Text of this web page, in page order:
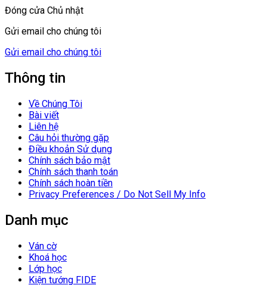
Đóng cửa Chủ nhật
Gửi email cho chúng tôi
Gửi email cho chúng tôi
Thông tin
Về Chúng Tôi
Bài viết
Liên hệ
Câu hỏi thường gặp
Điều khoản Sử dụng
Chính sách bảo mật
Chính sách thanh toán
Chính sách hoàn tiền
Privacy Preferences / Do Not Sell My Info
Danh mục
Ván cờ
Khoá học
Lớp học
Kiện tướng FIDE